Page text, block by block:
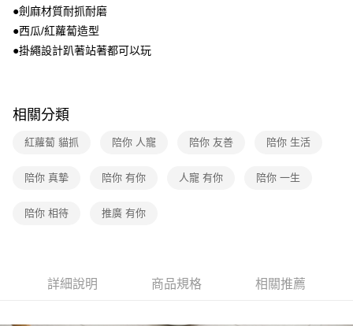
●劍麻材質耐抓耐磨
●西瓜/紅蘿蔔造型
●掛繩設計趴著站著都可以玩
相關分類
紅蘿蔔 貓抓 陪你 人寵 陪你 友善 陪你 生活
陪你 真摯 陪你 有你 人寵 有你 陪你 一生
陪你 相待 推廣 有你
詳細說明 商品規格 相關推薦